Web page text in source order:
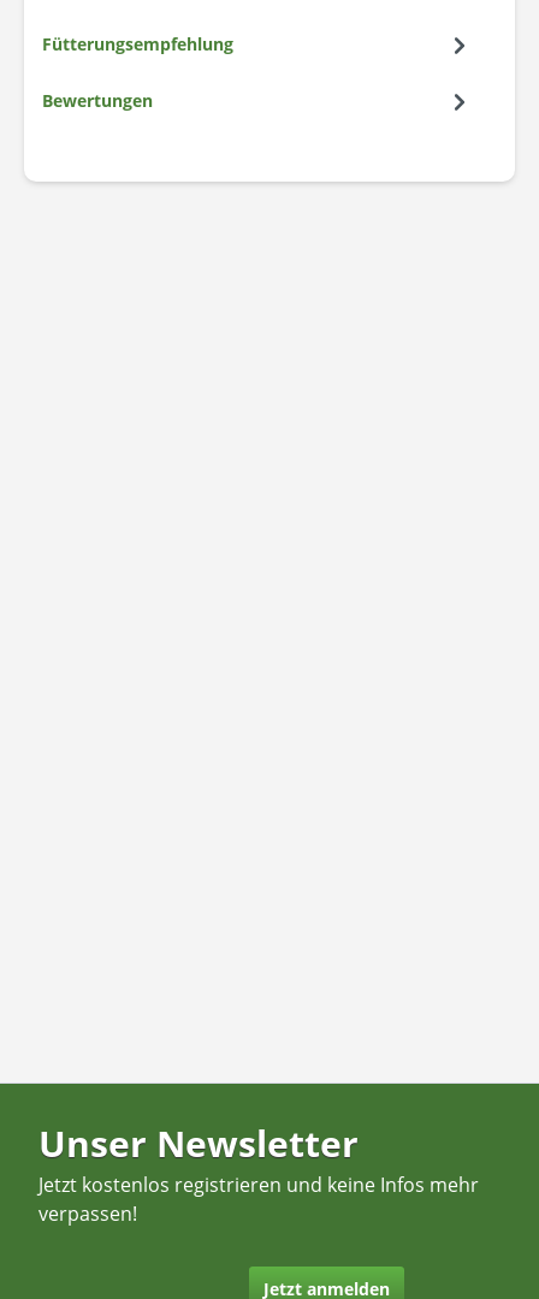
Fütterungsempfehlung
Bewertungen
Unser Newsletter
Jetzt kostenlos registrieren und keine Infos mehr
verpassen!
Jetzt anmelden